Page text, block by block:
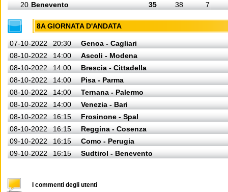
20 Benevento 35 38 7
8A GIORNATA D'ANDATA
07-10-2022 20:30
Genoa - Cagliari
08-10-2022
14:00
Ascoli - Modena
08-10-2022
14:00
Brescia - Cittadella
08-10-2022
14:00
Pisa - Parma
08-10-2022
14:00
Ternana - Palermo
08-10-2022
14:00
Venezia - Bari
08-10-2022
16:15
Frosinone - Spal
08-10-2022
16:15
Reggina - Cosenza
09-10-2022
16:15
Como - Perugia
09-10-2022
16:15 Sudtirol - Benevento
I commenti degli utenti